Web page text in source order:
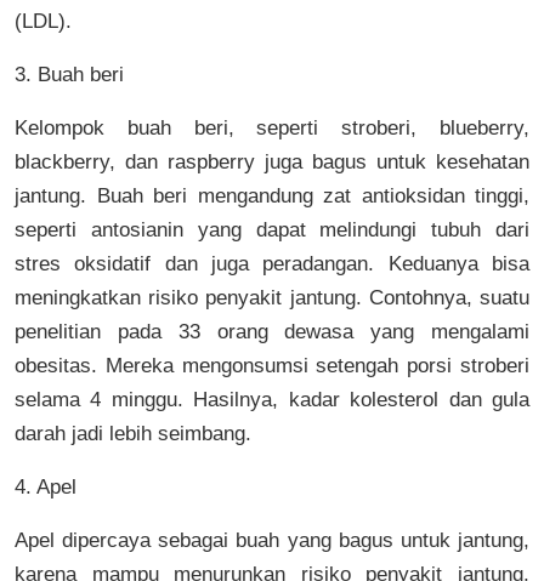
(LDL).
3. Buah beri
Kelompok buah beri, seperti stroberi, blueberry,
blackberry, dan raspberry juga bagus untuk kesehatan
jantung. Buah beri mengandung zat antioksidan tinggi,
seperti antosianin yang dapat melindungi tubuh dari
stres oksidatif dan juga peradangan. Keduanya bisa
meningkatkan risiko penyakit jantung. Contohnya, suatu
penelitian pada 33 orang dewasa yang mengalami
obesitas. Mereka mengonsumsi setengah porsi stroberi
selama 4 minggu. Hasilnya, kadar kolesterol dan gula
darah jadi lebih seimbang.
4. Apel
Apel dipercaya sebagai buah yang bagus untuk jantung,
karena mampu menurunkan risiko penyakit jantung.